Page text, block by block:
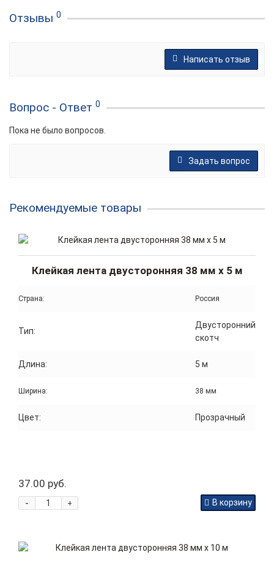
Отзывы 0
Написать отзыв
Вопрос - Ответ 0
Пока не было вопросов.
Задать вопрос
Рекомендуемые товары
Клейкая лента двусторонняя 38 мм x 5 м
Страна: Россия
Тип:
Двусторонний
скотч
Длина: 5 м
Ширина: 38 мм
Цвет: Прозрачный
37.00 руб.
+
- В корзину